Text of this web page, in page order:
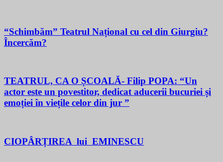
“Schimbăm” Teatrul Național cu cel din Giurgiu?
Încercăm?
TEATRUL, CA O ȘCOALĂ- Filip POPA: “Un
actor este un povestitor, dedicat aducerii bucuriei și
emoției în viețile celor din jur ”
CIOPÂRȚIREA lui EMINESCU